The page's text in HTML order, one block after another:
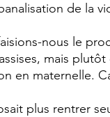
de la
nous le
mais plutôt
en maternelle.
plus rentrer